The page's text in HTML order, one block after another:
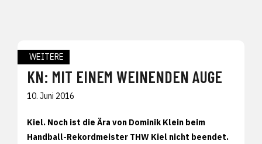
WEITERE
KN: MIT EINEM WEINENDEN AUGE
10. Juni 2016
Kiel. Noch ist die Ära von Dominik Klein beim
Handball-Rekordmeister THW Kiel nicht beendet.